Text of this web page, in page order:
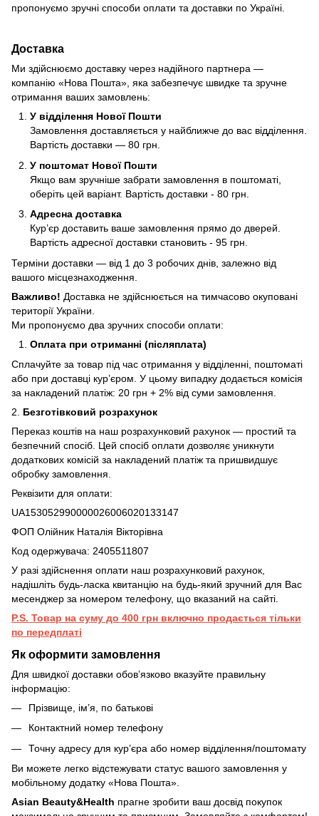
пропонуємо зручні способи оплати та доставки по Україні.
Доставка
Ми здійснюємо доставку через надійного партнера —
компанію «Нова Пошта», яка забезпечує швидке та зручне
отримання ваших замовлень:
У відділення Нової Пошти
Замовлення доставляється у найближче до вас відділення.
Вартість доставки — 80 грн.
У поштомат Нової Пошти
Якщо вам зручніше забрати замовлення в поштоматі,
оберіть цей варіант. Вартість доставки - 80 грн.
Адресна доставка
Кур’єр доставить ваше замовлення прямо до дверей.
Вартість адресної доставки становить - 95 грн.
Терміни доставки — від 1 до 3 робочих днів, залежно від
вашого місцезнаходження.
Важливо! Доставка не здійснюється на тимчасово окуповані
території України.
Ми пропонуємо два зручних способи оплати:
Оплата при отриманні (післяплата)
Сплачуйте за товар під час отримання у відділенні, поштоматі
або при доставці кур’єром. У цьому випадку додається комісія
за накладений платіж: 20 грн + 2% від суми замовлення.
2. Безготівковий розрахунок
Переказ коштів на наш розрахунковий рахунок — простий та
безпечний спосіб. Цей спосіб оплати дозволяє уникнути
додаткових комісій за накладений платіж та пришвидшує
обробку замовлення.
Реквізити для оплати:
UA153052990000026006020133147
ФОП Олійник Наталія Вікторівна
Код одержувача: 2405511807
У разі здійснення оплати наш розрахунковий рахунок,
надішліть будь-ласка квитанцію на будь-який зручний для Вас
месенджер за номером телефону, що вказаний на сайті.
P.S. Товар на суму до 400 грн включно продається тільки
по передплаті
Як оформити замовлення
Для швидкої доставки обов’язково вказуйте правильну
інформацію:
Прізвище, ім’я, по батькові
Контактний номер телефону
Точну адресу для кур’єра або номер відділення/поштомату
Ви можете легко відстежувати статус вашого замовлення у
мобільному додатку «Нова Пошта».
Asian Beauty&Health прагне зробити ваш досвід покупок